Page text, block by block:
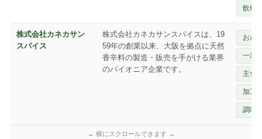
飲料
株式会社カネカサン
スパイス
株式会社カネカサンスパイスは、19
59年の創業以来、大阪を拠点に天然
香辛料の製造・販売を手がける業界
のパイオニア企業です。
おか
一次
主食
加工
調味